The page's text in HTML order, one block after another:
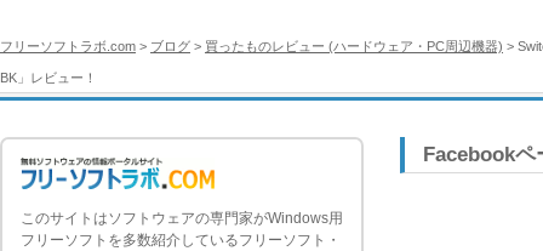
フリーソフトラボ.com > ブログ > 買ったものレビュー (ハードウェア・PC周辺機器) >
BK」レビュー！
このサイトはソフトウェアの専門家がWindows用
フリーソフトを多数紹介しているフリーソフト・
Facebookペ